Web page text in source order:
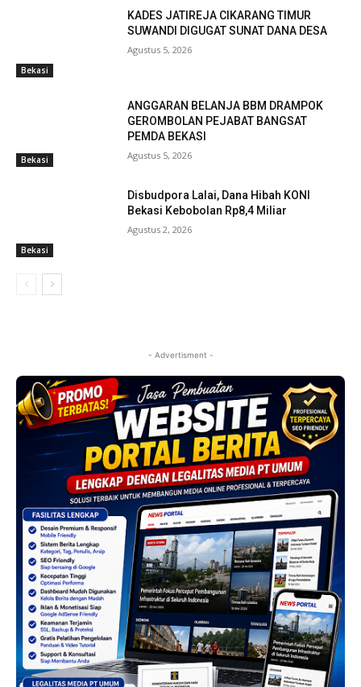
Bekasi
KADES JATIREJA CIKARANG TIMUR
SUWANDI DIGUGAT SUNAT DANA DESA
Agustus 5, 2026
Bekasi
ANGGARAN BELANJA BBM DRAMPOK
GEROMBOLAN PEJABAT BANGSAT
PEMDA BEKASI
Agustus 5, 2026
Bekasi
Disbudpora Lalai, Dana Hibah KONI
Bekasi Kebobolan Rp8,4 Miliar
Agustus 2, 2026
- Advertisment -